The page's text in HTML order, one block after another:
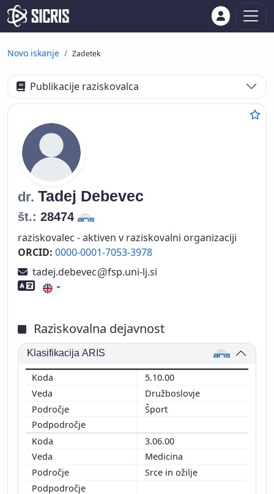
Novo iskanje Zadetek
Publikacije raziskovalca
dr. Tadej Debevec
št.: 28474
raziskovalec - aktiven v raziskovalni organizaciji
ORCID: 0000-0001-7053-3978
tadej.debevec
fsp.uni-lj.si
Znanje tujih jezikov
Raziskovalna dejavnost
Klasifikacija ARIS
5.10.00
Družboslovje
Šport
3.06.00
Medicina
Srce in ožilje